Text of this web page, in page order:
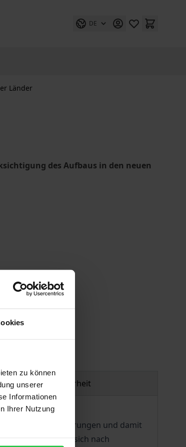
zu können
unserer
Informationen
Ihrer Nutzung
DE
Länder
des Aufbaus in den neuen
Produktsicherheit
Landesregierungen und damit
vollzog sich nach